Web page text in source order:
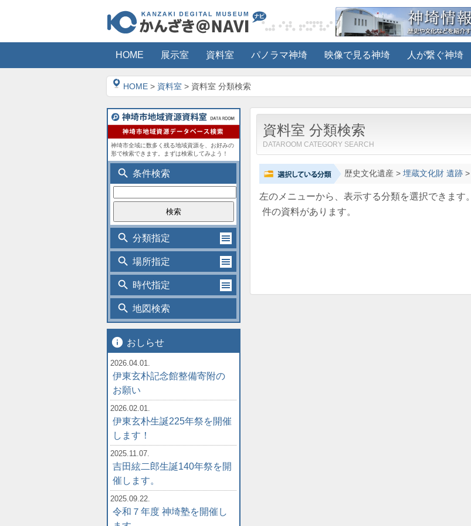
HOME 展示室 資料室 パノラマ神埼 映像で見る神埼 人が繋ぐ神埼
HOME > 資料室 > 資料室 分類検索
資料室 分類検索
DATAROOM CATEGORY SEARCH
歴史文化遺産> 埋蔵文化財 遺跡>
左のメニューから、表示する分類を選択できます。
件の資料があります。
神埼市全域に数多く残る地域資源を、お好みの
形で検索できます。まずは検索してみよう！
search 条件検索
search 分類指定
search 場所指定
search 時代指定
search 地図検索
info おしらせ
2026.04.01.
伊東玄朴記念館整備寄附の
お願い
2026.02.01.
伊東玄朴生誕225年祭を開催
します！
2025.11.07.
吉田絃二郎生誕140年祭を開
催します。
2025.09.22.
令和７年度 神埼塾を開催し